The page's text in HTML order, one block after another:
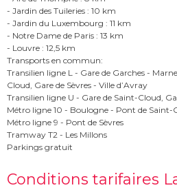
- Jardin des Tuileries : 10 km
- Jardin du Luxembourg : 11 km
- Notre Dame de Paris : 13 km
- Louvre : 12,5 km
Transports en commun:
Transilien ligne L - Gare de Garches -
Cloud, Gare de Sèvres - Ville d’Avray
Transilien ligne U - Gare de Saint-Cloud,
Métro ligne 10 - Boulogne - Pont de Saint-
Métro ligne 9 - Pont de Sèvres
Tramway T2 - Les Millons
Parkings gratuit
Conditions tarifaires